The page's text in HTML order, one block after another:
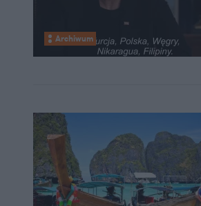
Archiwum